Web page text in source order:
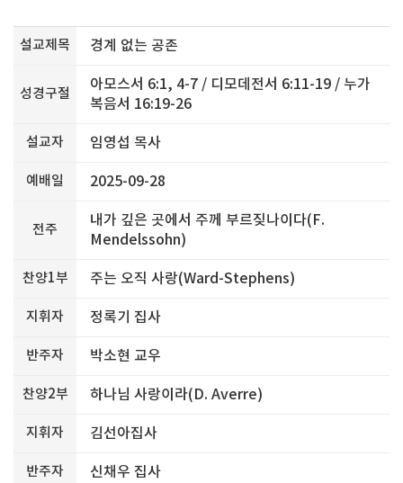
설교제목 경계 없는 공존
성경구절
아모스서 6:1, 4-7 / 디모데전서 6:11-19 / 누가
복음서 16:19-26
설교자 임영섭 목사
예배일 2025-09-28
전주
내가 깊은 곳에서 주께 부르짖나이다(F.
Mendelssohn)
찬양1부 주는 오직 사랑(Ward-Stephens)
지휘자 정록기 집사
반주자 박소현 교우
찬양2부 하나님 사랑이라(D. Averre)
지휘자 김선아집사
반주자 신채우 집사